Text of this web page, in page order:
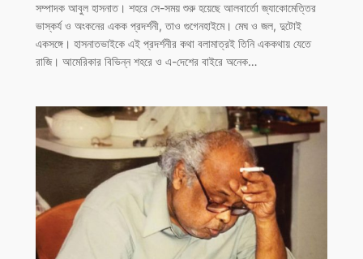
সম্পাদক আবুল হাসনাত। শহরে সে-সময় শুরু হয়েছে আলবার্তো জ্যাকোমেত্তির
ভাস্কর্য ও অংকনের একক প্রদর্শনী, তাও গুগেনহাইমে। মেঘ ও জল, দুটোই
একসঙ্গে। হাসনাতভাইকে এই প্রদর্শনীর কথা বলামাত্রই তিনি এককথায় যেতে
রাজি। আমেরিকার বিভিন্ন শহরে ও এ-দেশের বাইরে অনেক…